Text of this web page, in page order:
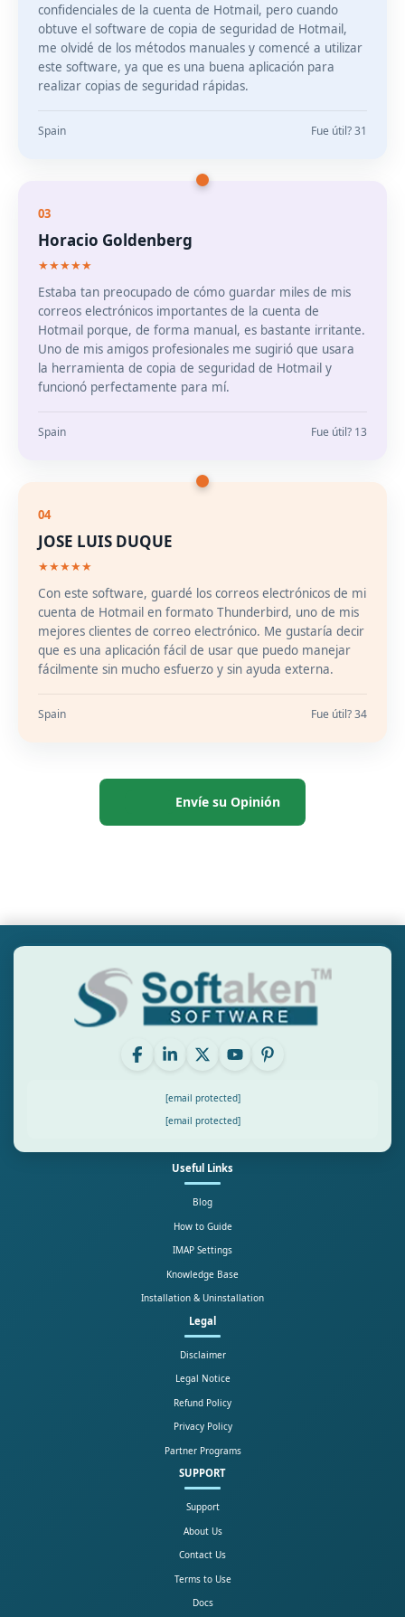
confidenciales de la cuenta de Hotmail, pero cuando
obtuve el software de copia de seguridad de Hotmail,
me olvidé de los métodos manuales y comencé a utilizar
este software, ya que es una buena aplicación para
realizar copias de seguridad rápidas.
Spain Fue útil? 31
03
Horacio Goldenberg
★★★★★
Estaba tan preocupado de cómo guardar miles de mis
correos electrónicos importantes de la cuenta de
Hotmail porque, de forma manual, es bastante irritante.
Uno de mis amigos profesionales me sugirió que usara
la herramienta de copia de seguridad de Hotmail y
funcionó perfectamente para mí.
Spain Fue útil? 13
04
JOSE LUIS DUQUE
★★★★★
Con este software, guardé los correos electrónicos de mi
cuenta de Hotmail en formato Thunderbird, uno de mis
mejores clientes de correo electrónico. Me gustaría decir
que es una aplicación fácil de usar que puedo manejar
fácilmente sin mucho esfuerzo y sin ayuda externa.
Spain Fue útil? 34
Envíe su Opinión
[email protected]
[email protected]
Useful Links
Blog
How to Guide
IMAP Settings
Knowledge Base
Installation & Uninstallation
Legal
Disclaimer
Legal Notice
Refund Policy
Privacy Policy
Partner Programs
SUPPORT
Support
About Us
Contact Us
Terms to Use
Docs